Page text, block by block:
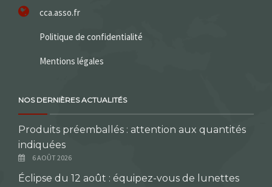
cca.asso.fr
Politique de confidentialité
Mentions légales
NOS DERNIÈRES ACTUALITÉS
Produits préemballés : attention aux quantités
indiquées
6 AOÛT 2026
Éclipse du 12 août : équipez-vous de lunettes